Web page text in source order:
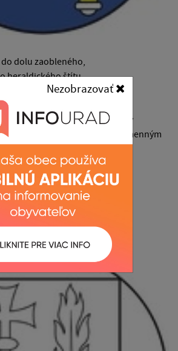
Nezobrazovať
dolu zaobleného,
heraldického štítu.
štítu
perlami a rubínmi zdobený
vľavo sprevádzaný zlatým plamenným
sv. Helenu
sv. Michala